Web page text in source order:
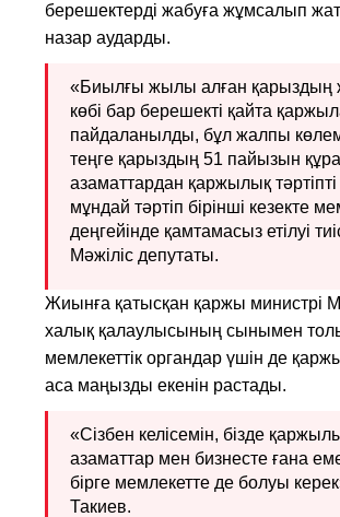
берешектерді жабуға жұмсалып
назар аударды.
«Биылғы жылы алған қарыздың
көбі бар берешекті қайта
пайдаланылды, бұл жалпы
теңге қарыздың 51 пайызын
азаматтардан қаржылық тәртіпті
мұндай тәртіп бірінші кезекте
деңгейінде қамтамасыз етілуі
Мәжіліс депутаты.
Жиынға қатысқан қаржы министрі
халық қалаулысының сынымен
мемлекеттік органдар үшін де
аса маңызды екенін растады.
«Сізбен келісемін, бізде
азаматтар мен бизнесте ғана
бірге мемлекетте де болуы
Такиев.